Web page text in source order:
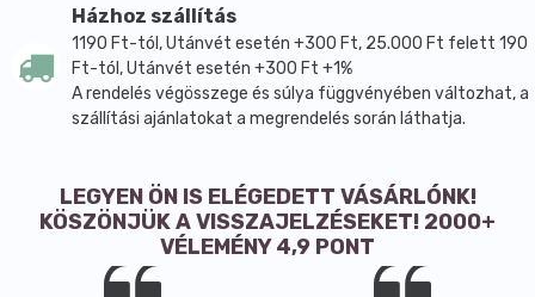
kell tartani attól, hogy gyógyszerekkel kölcsönhatás
alakul ki. Cukorbetegek is fogyaszthatják!
Házhoz szállítás
1190 Ft-tól, Utánvét esetén +300 Ft, 25.000 Ft felett 190
Ft-tól, Utánvét esetén +300 Ft +1%
A rendelés végösszege és súlya függvényében változhat, a
szállítási ajánlatokat a megrendelés során láthatja.
LEGYEN ÖN IS ELÉGEDETT VÁSÁRLÓNK!
KÖSZÖNJÜK A VISSZAJELZÉSEKET! 2000+
VÉLEMÉNY 4,9 PONT